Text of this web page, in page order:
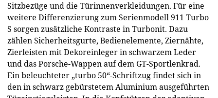
Sitzbezüge und die Türinnenverkleidungen. Für eine
weitere Differenzierung zum Serienmodell 911 Turbo
S sorgen zusätzliche Kontraste in Turbonit. Dazu
zählen Sicherheitsgurte, Bedienelemente, Ziernähte,
Zierleisten mit Dekoreinleger in schwarzem Leder
und das Porsche-Wappen auf dem GT-Sportlenkrad.
Ein beleuchteter „turbo 50“-Schriftzug findet sich in
den in schwarz gebürstetem Aluminium ausgeführten